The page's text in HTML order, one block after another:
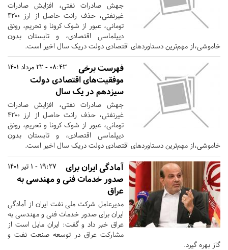
جهش صادرات نفتی، افزایش صادرات
غیرنفتی، حذف رانت حاصل از ارز ۴۲۰۰
تومانی، عبور از شوک کرونا و تحریم، رونق
دیپلماسی اقتصادی، و تابستان بدون
خاموشی،از مهم‌ترین دستاوردهای اقتصادی دولت دریک سال اخیر است.
08:43 - 22 مرداد 1401
فهرست برخی
موفقیت‌های اقتصادی دولت
سیزدهم در یک سال
جهش صادرات نفتی، افزایش صادرات
غیرنفتی، حذف رانت حاصل از ارز ۴۲۰۰
تومانی، عبور از شوک کرونا و تحریم، رونق
دیپلماسی اقتصادی، و تابستان بدون
خاموشی،از مهم‌ترین دستاوردهای اقتصادی دولت دریک سال اخیر است.
19:27 - 1 تیر 1401
آمادگی ایران برای
صدور خدمات فنی و مهندسی به
عراق
مدیرعامل شرکت ملی نفت ایران از آمادگی
ایران برای صدور خدمات فنی و مهندسی به
عراق خبر داد و گفت: ایران مایل است از
مشارکت عراق در توسعه صنعت نفت و
گاز بهره گیرد.